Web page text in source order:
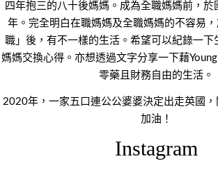
四年抱三的八十後媽媽。成為全職媽媽前，於
年。完全明白在職媽媽及全職媽媽的不容易
職」後，有不一樣的生活。希望可以紀錄一下
媽媽交換心得。亦想透過文字分享一下藉
零藥且財務自由的生活。
2020年，一家五口連公公婆婆決定出走英國
加油！
Instagram